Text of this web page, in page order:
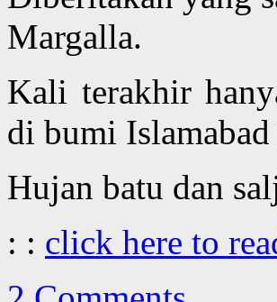
Margalla.
Kali terakhir
di bumi
Hujan batu dan
: : click here to